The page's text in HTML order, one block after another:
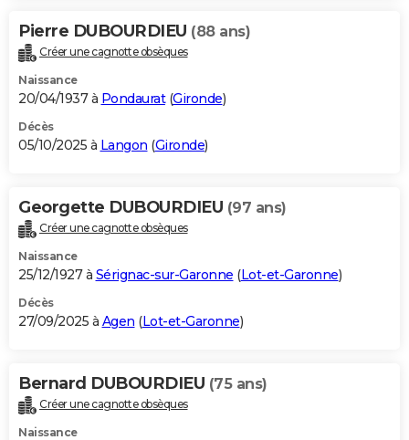
Pierre DUBOURDIEU (88 ans)
Créer une cagnotte obsèques
Naissance
20/04/1937 à Pondaurat(Gironde)
Décès
05/10/2025 à Langon (Gironde)
Georgette DUBOURDIEU (97 ans)
Créer une cagnotte obsèques
Naissance
25/12/1927 à Sérignac-sur-Garonne (Lot-et-Garonne)
Décès
27/09/2025 à Agen (Lot-et-Garonne)
Bernard DUBOURDIEU (75 ans)
Créer une cagnotte obsèques
Naissance